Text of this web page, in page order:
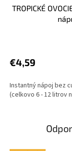
TROPICKÉ
€4,59
Instantný nápoj bez
(celkovo 6 - 12 litrov